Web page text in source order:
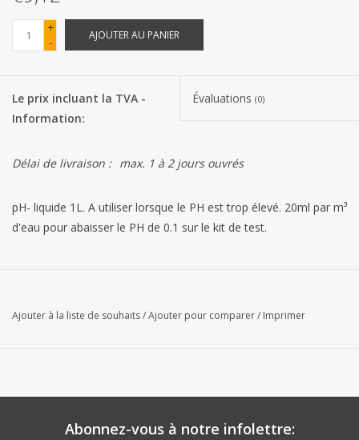
Confiserie Saint-Nicolas
Bonbons de carnaval
+
-
AJOUTER AU PANIER
Le prix incluant la TVA -
Information:
Évaluations (0)
Délai de livraison : max. 1 à 2 jours ouvrés
pH- liquide 1L. A utiliser lorsque le PH est trop élevé. 20ml par m³
d'eau pour abaisser le PH de 0.1 sur le kit de test.
Ajouter à la liste de souhaits/Ajouter pour comparer/ Imprimer
Abonnez-vous à notre infolettre: